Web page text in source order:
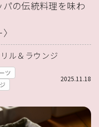
の伝統料理を味わ
ル＆ラウンジ
ツ
2025.11.18